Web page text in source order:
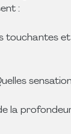
:
touchantes
la